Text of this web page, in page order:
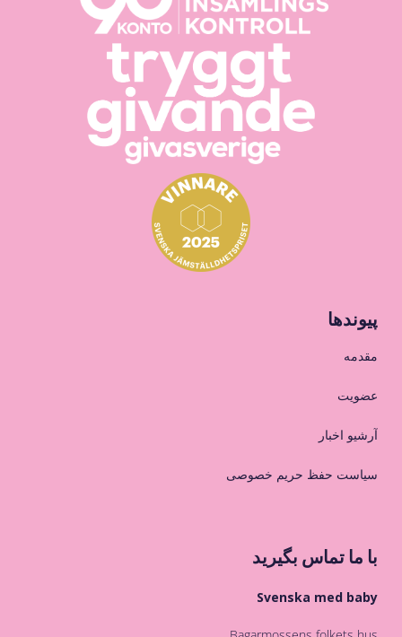
پیوندها
مقدمه
عضویت
آرشیو اخبار
سیاست حفظ حریم خصوصی
با ما تماس بگیرید
Svenska med baby